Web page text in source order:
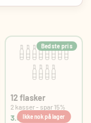
Bedste pris
12 flasker
2 kasser - spar 15%
3.661,80 kr.